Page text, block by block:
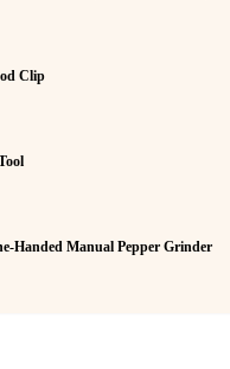
Clip
Handed Manual Pepper Grinder